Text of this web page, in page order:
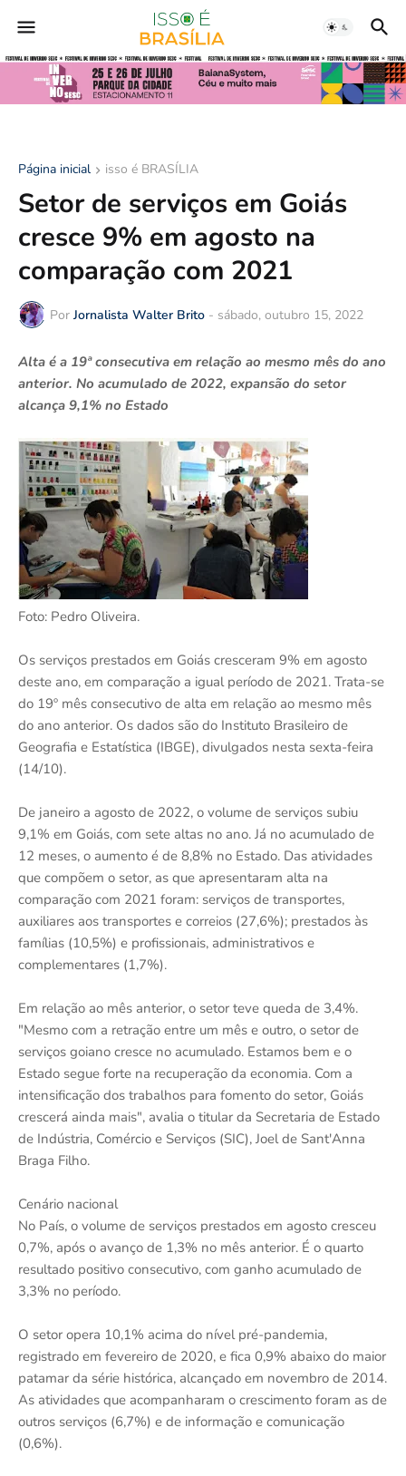
Página inicial isso é BRASÍLIA
Setor de serviços em Goiás
cresce 9% em agosto na
comparação com 2021
Por Jornalista Walter Brito - sábado, outubro 15, 2022
Alta é a 19ª consecutiva em relação ao mesmo mês do ano
anterior. No acumulado de 2022, expansão do setor
alcança 9,1% no Estado
Foto: Pedro Oliveira.
Os serviços prestados em Goiás cresceram 9% em agosto
deste ano, em comparação a igual período de 2021. Trata-se
do 19º mês consecutivo de alta em relação ao mesmo mês
do ano anterior. Os dados são do Instituto Brasileiro de
Geografia e Estatística (IBGE), divulgados nesta sexta-feira
(14/10).
De janeiro a agosto de 2022, o volume de serviços subiu
9,1% em Goiás, com sete altas no ano. Já no acumulado de
12 meses, o aumento é de 8,8% no Estado. Das atividades
que compõem o setor, as que apresentaram alta na
comparação com 2021 foram: serviços de transportes,
auxiliares aos transportes e correios (27,6%); prestados às
famílias (10,5%) e profissionais, administrativos e
complementares (1,7%).
Em relação ao mês anterior, o setor teve queda de 3,4%.
"Mesmo com a retração entre um mês e outro, o setor de
serviços goiano cresce no acumulado. Estamos bem e o
Estado segue forte na recuperação da economia. Com a
intensificação dos trabalhos para fomento do setor, Goiás
crescerá ainda mais", avalia o titular da Secretaria de Estado
de Indústria, Comércio e Serviços (SIC), Joel de Sant'Anna
Braga Filho.
Cenário nacional
No País, o volume de serviços prestados em agosto cresceu
0,7%, após o avanço de 1,3% no mês anterior. É o quarto
resultado positivo consecutivo, com ganho acumulado de
3,3% no período.
O setor opera 10,1% acima do nível pré-pandemia,
registrado em fevereiro de 2020, e fica 0,9% abaixo do maior
patamar da série histórica, alcançado em novembro de 2014.
As atividades que acompanharam o crescimento foram as de
outros serviços (6,7%) e de informação e comunicação
(0,6%).